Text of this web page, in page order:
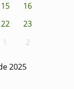
15
16
22
23
1 2
2025